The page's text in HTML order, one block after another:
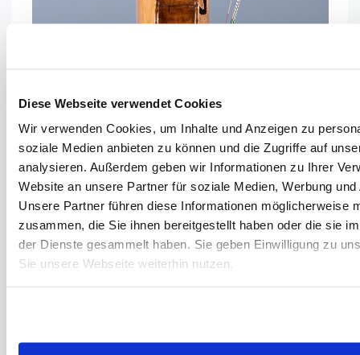
Diese Webseite verwendet Cookies
Wir verwenden Cookies, um Inhalte und Anzeigen zu
soziale Medien anbieten zu können und die Zugriffe auf
analysieren. Außerdem geben wir Informationen zu Ihrer
Website an unsere Partner für soziale Medien, Werbung
Unsere Partner führen diese Informationen möglicherweise
zusammen, die Sie ihnen bereitgestellt haben oder die sie
der Dienste gesammelt haben. Sie geben Einwilligung zu
Sie unsere Webseite weiterhin nutzen.